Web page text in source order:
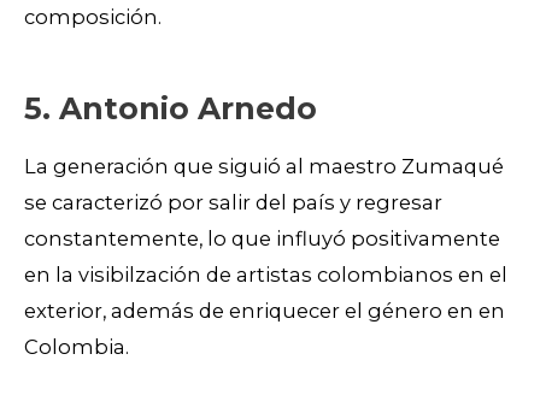
composición.
5. Antonio Arnedo
La generación que siguió al maestro Zumaqué
se caracterizó por salir del país y regresar
constantemente, lo que influyó positivamente
en la visibilzación de artistas colombianos en el
exterior, además de enriquecer el género en en
Colombia.